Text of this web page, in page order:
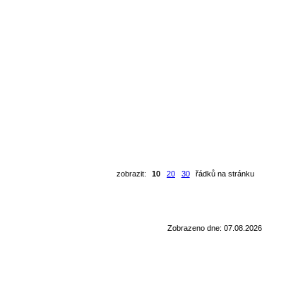
zobrazit:
10 20 30 řádků na stránku
Zobrazeno dne: 07.08.2026